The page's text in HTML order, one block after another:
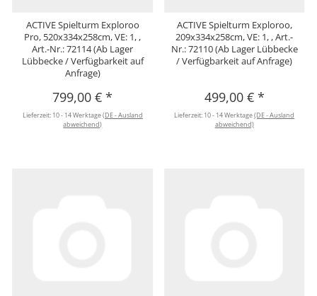
ACTIVE Spielturm Exploroo
Pro, 520x334x258cm, VE: 1, ,
Art.-Nr.: 72114 (Ab Lager
Lübbecke / Verfügbarkeit auf
Anfrage)
799,00 €*
Lieferzeit: 10 - 14 Werktage(DE - Ausland
abweichend)
ACTIVE Spielturm Exploroo,
209x334x258cm, VE: 1, , Art.-
Nr.: 72110 (Ab Lager Lübbecke
/ Verfügbarkeit auf Anfrage)
499,00 € *
Lieferzeit: 10 - 14 Werktage(DE - Ausland
abweichend)